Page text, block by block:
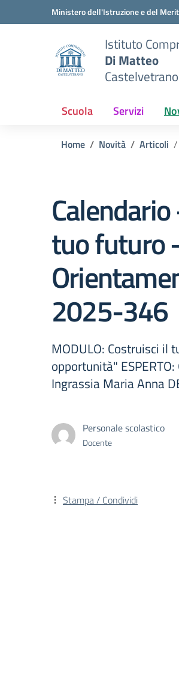
Vai ai contenuti
Vai al menu di navigazioneMinistero dell'Istruzione e del
Istituto
Di Matteo
Scuola Servizi
Home Novità Articoli
tuo futuro
2025-346
MODULO: Costruisci il
opportunità"
Ingrassia Maria Anna
Personale scolastico
Docente
Stampa / Condividi